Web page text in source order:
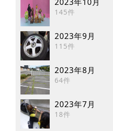
145件
2023年9月
115件
2023年8月
64件
2023年7月
18件